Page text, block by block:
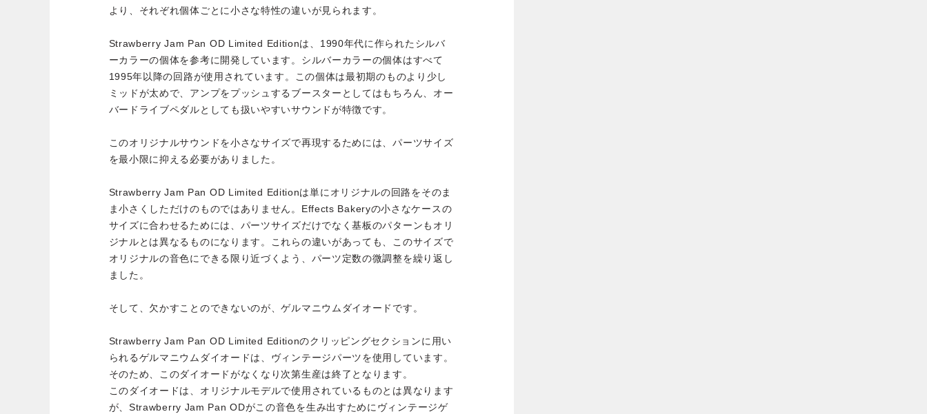
より、それぞれ個体ごとに小さな特性の違いが見られます。
Strawberry Jam Pan OD Limited Editionは、1990年代に作られたシルバ
ーカラーの個体を参考に開発しています。シルバーカラーの個体はすべて
1995年以降の回路が使用されています。この個体は最初期のものより少し
ミッドが太めで、アンプをプッシュするブースターとしてはもちろん、オー
バードライブペダルとしても扱いやすいサウンドが特徴です。
このオリジナルサウンドを小さなサイズで再現するためには、パーツサイズ
を最小限に抑える必要がありました。
Strawberry Jam Pan OD Limited Editionは単にオリジナルの回路をそのま
ま小さくしただけのものではありません。Effects Bakeryの小さなケースの
サイズに合わせるためには、パーツサイズだけでなく基板のパターンもオリ
ジナルとは異なるものになります。これらの違いがあっても、このサイズで
オリジナルの音色にできる限り近づくよう、パーツ定数の微調整を繰り返し
ました。
そして、欠かすことのできないのが、ゲルマニウムダイオードです。
Strawberry Jam Pan OD Limited Editionのクリッピングセクションに用い
られるゲルマニウムダイオードは、ヴィンテージパーツを使用しています。
そのため、このダイオードがなくなり次第生産は終了となります。
このダイオードは、オリジナルモデルで使用されているものとは異なります
が、Strawberry Jam Pan ODがこの音色を生み出すためにヴィンテージゲ